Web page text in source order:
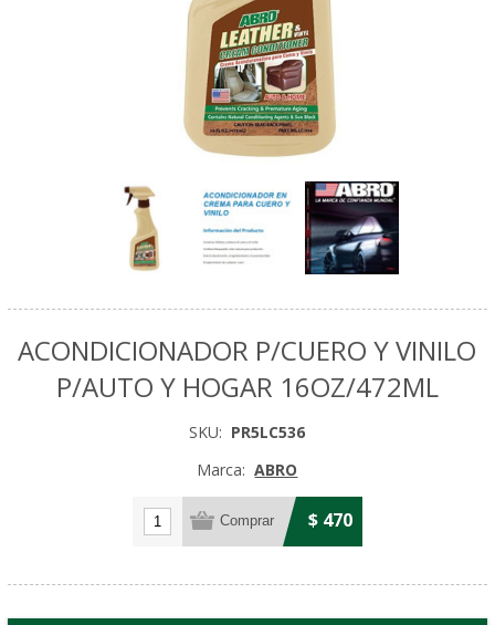
ACONDICIONADOR P/CUERO Y VINILO
P/AUTO Y HOGAR 16OZ/472ML
SKU: PR5LC536
Marca: ABRO
$ 470